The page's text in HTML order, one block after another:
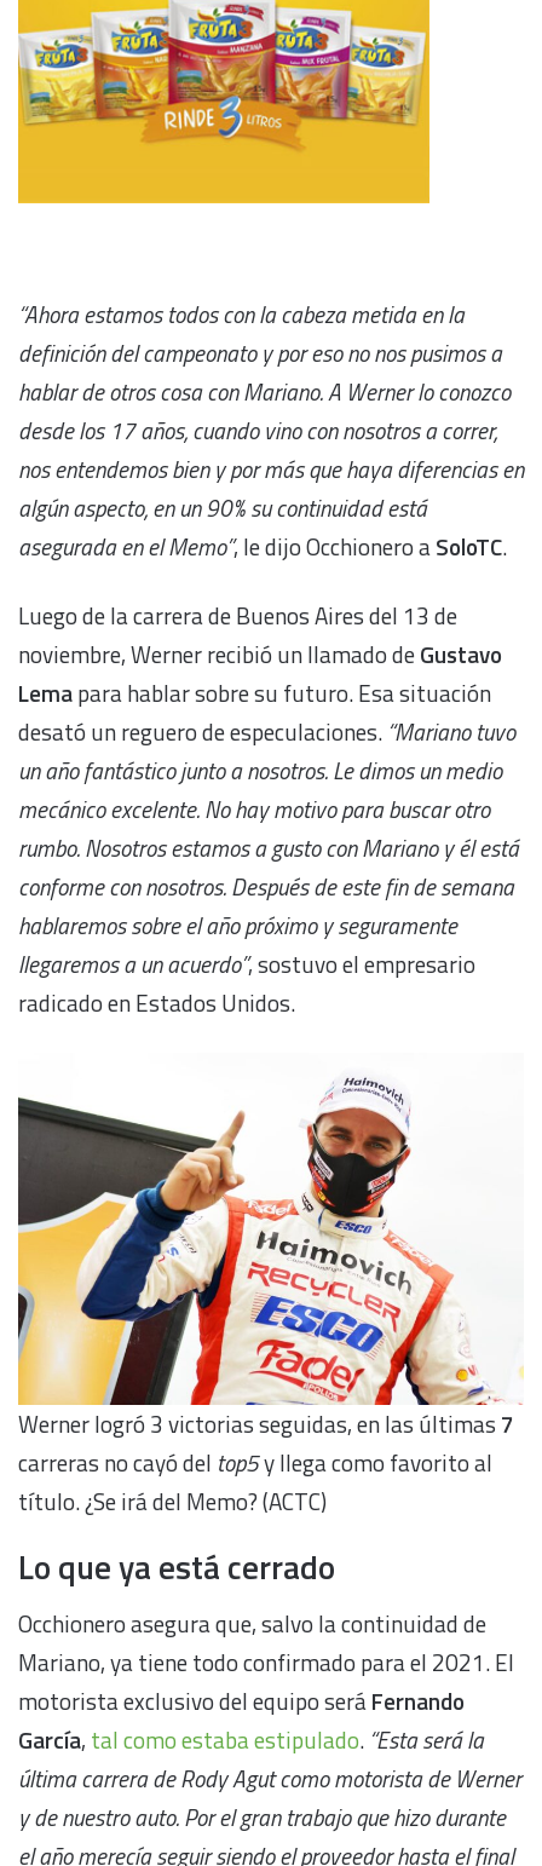
“Ahora estamos todos con la cabeza metida en la
definición del campeonato y por eso no nos pusimos a
hablar de otros cosa con Mariano. A Werner lo conozco
desde los 17 años, cuando vino con nosotros a correr,
nos entendemos bien y por más que haya diferencias en
algún aspecto, en un 90% su continuidad está
asegurada en el Memo”, le dijo Occhionero aSoloTC.
Luego de la carrera de Buenos Aires del 13 de
noviembre, Werner recibió un llamado deGustavo
Lemapara hablar sobre su futuro. Esa situación
desató un reguero de especulaciones. “Mariano tuvo
un año fantástico junto a nosotros. Le dimos un medio
mecánico excelente. No hay motivo para buscar otro
rumbo. Nosotros estamos a gusto con Mariano y él está
conforme con nosotros. Después de este fin de semana
hablaremos sobre el año próximo y seguramente
llegaremos a un acuerdo”, sostuvo el empresario
radicado en Estados Unidos.
Werner logró 3 victorias seguidas, en las últimas 7
carreras no cayó del top5y llega como favorito al
título. ¿Se irá del Memo? (ACTC)
Lo que ya está cerrado
Occhionero asegura que, salvo la continuidad de
Mariano, ya tiene todo confirmado para el 2021. El
motorista exclusivo del equipo seráFernando
García, tal como estaba estipulado. “Esta será la
última carrera de Rody Agut como motorista de Werner
y de nuestro auto. Por el gran trabajo que hizo durante
el año merecía seguir siendo el proveedor hasta el final